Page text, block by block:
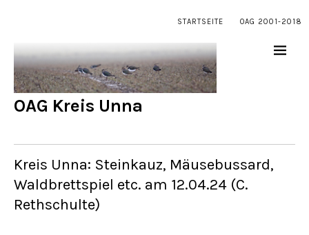
STARTSEITE OAG 2001-2018
OAG Kreis Unna
Kreis Unna: Steinkauz, Mäusebussard,
Waldbrettspiel etc. am 12.04.24 (C.
Rethschulte)